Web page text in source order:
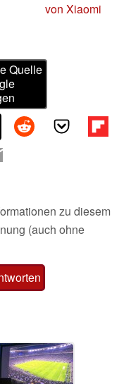
von Xiaomi
Quelle
zu diesem
(auch ohne